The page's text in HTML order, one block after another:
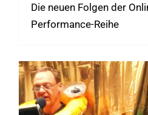
Die neuen Folgen der
Performance-Reihe